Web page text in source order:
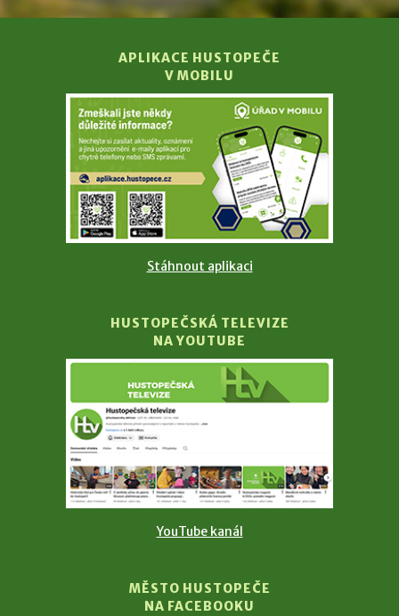
APLIKACE HUSTOPEČE
V MOBILU
Stáhnout aplikaci
HUSTOPEČSKÁ TELEVIZE
NA YOUTUBE
YouTube kanál
MĚSTO HUSTOPEČE
NA FACEBOOKU